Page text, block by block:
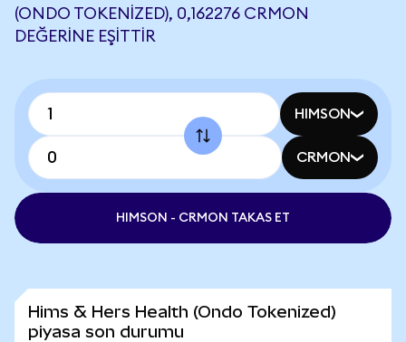
(ONDO TOKENIZED), 0,162276 CRMON
DEĞERINE EŞITTIR
HIMSON
CRMON
HIMSON - CRMON TAKAS ET
Hims & Hers Health (Ondo Tokenized)
piyasa son durumu